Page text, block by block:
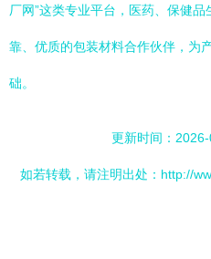
厂网”这类专业平台，医药、保健
靠、优质的包装材料合作伙伴，为
础。
更新时间：
如若转载，请注明出处：http://